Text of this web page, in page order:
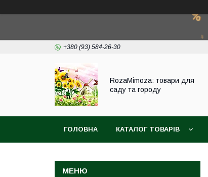
+380 (93) 584-26-30
RozaMimoza: товари для
саду та городу
ГОЛОВНА КАТАЛОГ ТОВАРІВ